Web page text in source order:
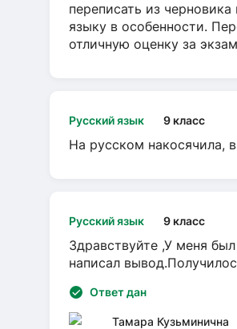
переписать из
языку в особенности.
отличную оценку за
Русский язык 9 класс
На русском накосячила,
Русский язык 9 класс
Здравствуйте ,У меня
написал
Ответ дан
Тамара Кузьминична